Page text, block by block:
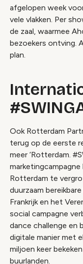
afgelopen week
vele vlakken. Per
de zaal, waarmee
bezoekers ontving.
plan.
Ook Rotterdam
terug op de eerste
meer ‘Rotterdam.
Rotterdam te
duurzaam
Frankrijk en het
social campagne
dance challenge en
digitale manier met
miljoen keer
buurlanden.